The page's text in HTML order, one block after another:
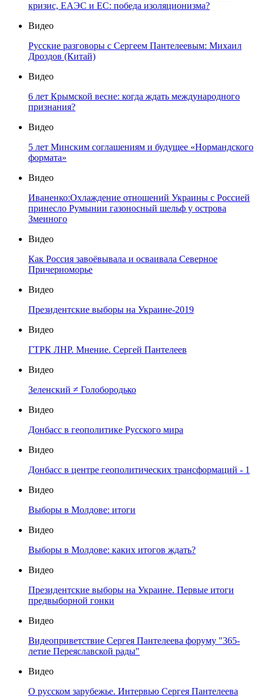
кризис, ЕАЭС и ЕС: победа изоляционизма?
Видео
Русские разговоры с Сергеем Пантелеевым: Михаил
Дроздов (Китай)
Видео
6 лет Крымской весне: когда ждать международного
признания?
Видео
5 лет Минским соглашениям и будущее «Нормандского
формата»
Видео
Иваненко:Охлаждение отношений Украины с Россией
принесло Румынии газоносный шельф у острова
Змеиного
Видео
Как Россия завоёвывала и осваивала Северное
Причерноморье
Видео
Президентские выборы на Украине-2019
Видео
ГТРК ЛНР. Мнение. Сергей Пантелеев
Видео
Зеленский ≠ Голобородько
Видео
Донбасс в геополитике Русского мира
Видео
Донбасс в центре геополитических трансформаций - 1
Видео
Выборы в Молдове: итоги
Видео
Выборы в Молдове: каких итогов ждать?
Видео
Президентские выборы на Украине. Первые итоги
предвыборной гонки
Видео
Видеоприветствие Сергея Пантелеева форуму "365-
летие Переяславской рады"
Видео
О русском зарубежье. Интервью Сергея Пантелеева